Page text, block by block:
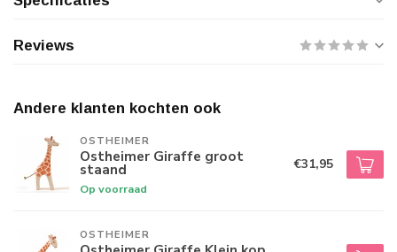
Reviews
Andere klanten kochten ook
OSTHEIMER
Ostheimer Giraffe groot
staand
Op voorraad
€31,95
OSTHEIMER